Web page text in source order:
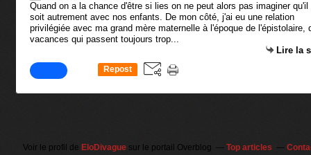
Quand on a la chance d'être si lies on ne peut alors pas imaginer qu'il
soit autrement avec nos enfants. De mon côté, j'ai eu une relation
privilégiée avec ma grand mère maternelle à l'époque de l'épistolaire,
vacances qui passent toujours trop...
Lire la
Repost
Voir le profil de EloDivague sur le portail Overblog Top articles